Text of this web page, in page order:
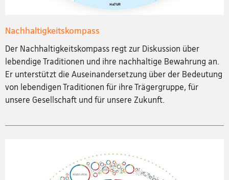
Nachhaltigkeitskompass
Der Nachhaltigkeitskompass regt zur Diskussion über
lebendige Traditionen und ihre nachhaltige Bewahrung an.
Er unterstützt die Auseinandersetzung über der Bedeutung
von lebendigen Traditionen für ihre Trägergruppe, für
unsere Gesellschaft und für unsere Zukunft.